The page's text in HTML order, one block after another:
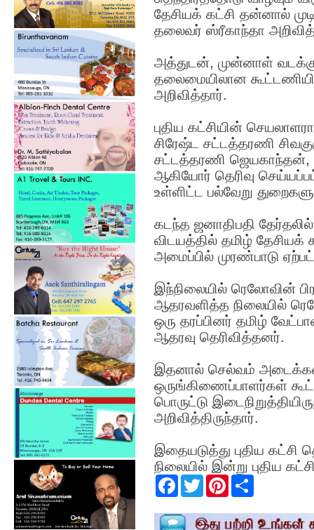
தேசியக் கட்சி தன்னால்
தலைவர் ஸ்ரீகாந்தா
அத்துடன், முன்னாள்
தலைமையிலான
அறிவித்தார்.
புதிய கட்சியின்
சிரேஷ்ட சட்டத்தரணி
சட்டத்தரணி ஜெயகாந்தன்,
ஆகியோர் தெரிவு
உள்ளிட்ட பல்வேறு
கடந்த ஜனாதிபதி
விடயத்தில் தமிழ்
அமைப்பில் முரண்பாடு
இந்நிலையில் ரெலோவின்
ஆதரவளித்த நிலையில்
ஒரு தரப்பினர் தமிழ்
ஆதரவு தெரிவித்தனர்.
இதனால் செல்வம்
ஒருங்கிணைப்பாளர்கள்
பொருட்டு
அறிவித்திருந்தார்.
இதையடுத்து புதிய கட்சி
நிலையில் இன்று புதிய
F
e
b
T
w
t
t
P
t
e
r
e